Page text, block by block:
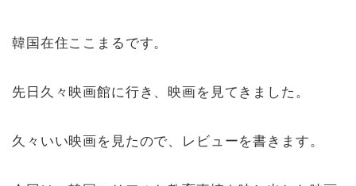
韓国在住ここまるです。
先日久々映画館に行き、映画を見てきました。
久々いい映画を見たので、レビューを書きます。